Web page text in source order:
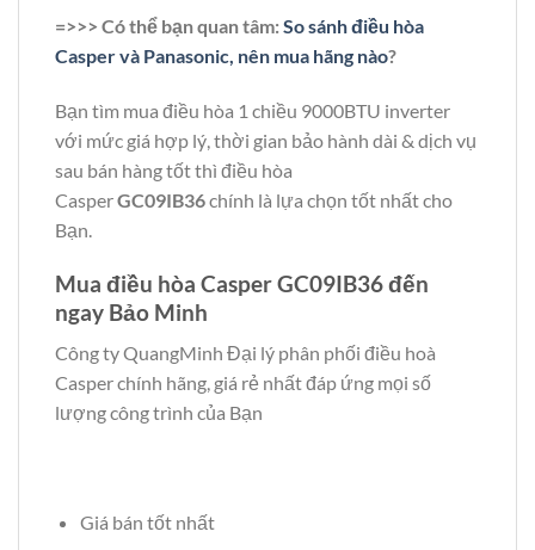
=>>> Có thể bạn quan tâm:So sánh điều hòa
Casper và Panasonic, nên mua hãng nào?
Bạn tìm mua điều hòa 1 chiều 9000BTU inverter
với mức giá hợp lý, thời gian bảo hành dài & dịch vụ
sau bán hàng tốt thì điều hòa
CasperGC09IB36chính là lựa chọn tốt nhất cho
Bạn.
Mua điều hòa Casper GC09IB36 đến
ngay Bảo Minh
Công ty QuangMinh Đại lý phân phối điều hoà
Casper chính hãng, giá rẻ nhất đáp ứng mọi số
lượng công trình của Bạn
Giá bán tốt nhất